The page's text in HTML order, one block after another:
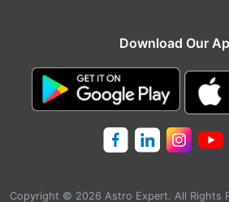
Download Our
Copyright © 2026 Astro Expert. All Rights